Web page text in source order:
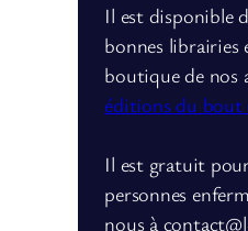
Il est disponible
bonnes librairies
boutique de nos
éditions du bout
Il est gratuit
personnes
nous à